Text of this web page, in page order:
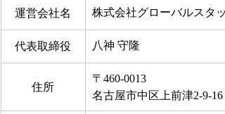
運営会社名 株式会社グローバルスタ
代表取締役 八神 守隆
住所
〒460-0013
名古屋市中区上前津2-9-16